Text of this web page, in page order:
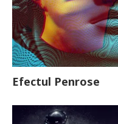
Efectul Penrose